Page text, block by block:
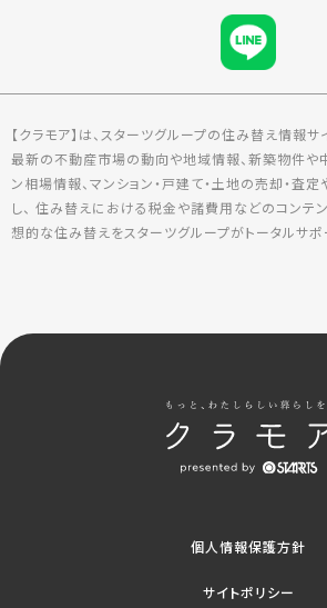
【クラモア】は、スターツグループの住み替え情報サ
最新の不動産市場の動向や地域情報、新築物件や
ン相場情報、マンション・戸建て・土地の売却・査
し、 住み替えにおける税金や諸費用などのコンテ
想的な住み替えをスターツグループがトータルサポ
個人情報保護方針
サイトポリシー